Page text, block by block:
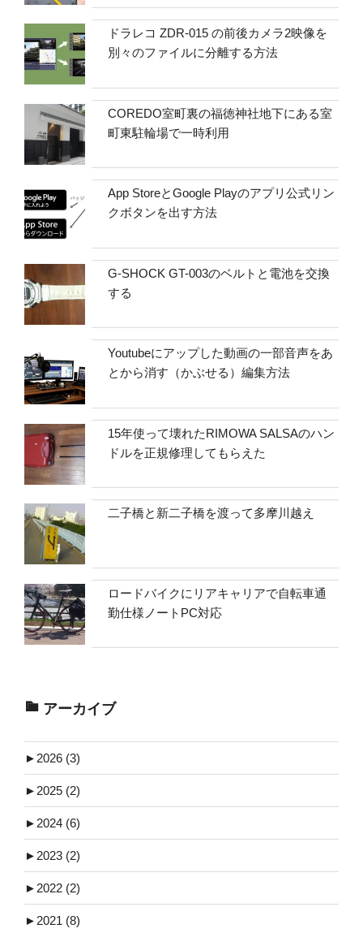
ドラレコ ZDR-015 の前後カメラ2映像を
別々のファイルに分離する方法
COREDO室町裏の福徳神社地下にある室
町東駐輪場で一時利用
App StoreとGoogle Playのアプリ公式リン
クボタンを出す方法
G-SHOCK GT-003のベルトと電池を交換
する
Youtubeにアップした動画の一部音声をあ
とから消す（かぶせる）編集方法
15年使って壊れたRIMOWA SALSAのハン
ドルを正規修理してもらえた
二子橋と新二子橋を渡って多摩川越え
ロードバイクにリアキャリアで自転車通
勤仕様ノートPC対応
アーカイブ
► 2026 (3)
► 2025 (2)
► 2024 (6)
► 2023 (2)
► 2022 (2)
► 2021 (8)